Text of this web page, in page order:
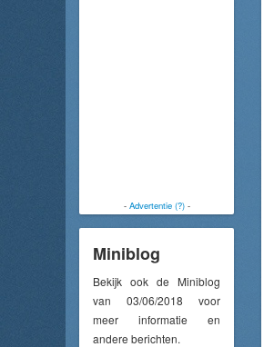
- Advertentie (?)-
Miniblog
Bekijk ook de Miniblog
van 03/06/2018 voor
meer informatie en
andere berichten.